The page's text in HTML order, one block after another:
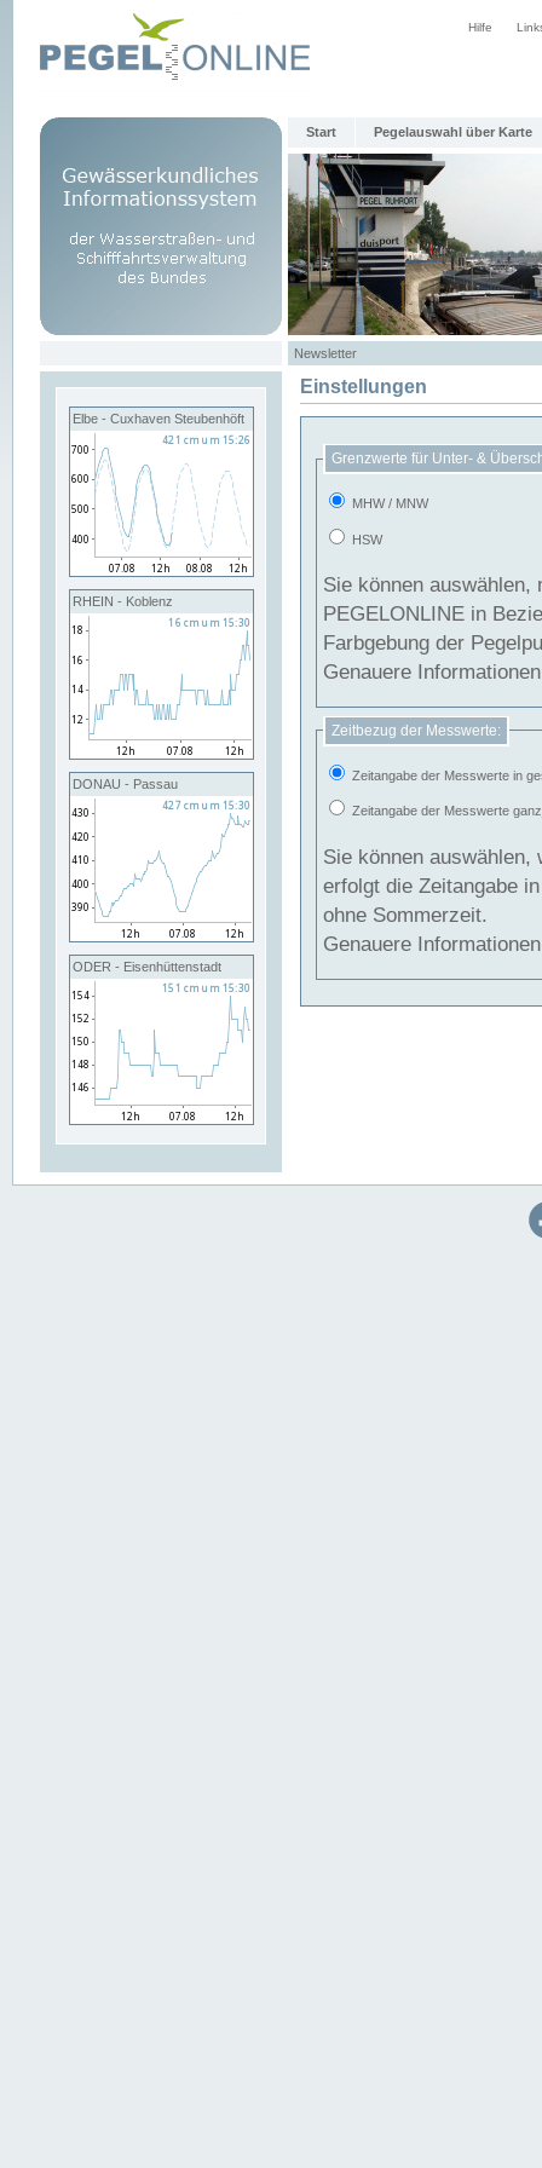
Hilfe
Start Pegelauswahl über Karte
Newsletter
Elbe - Cuxhaven Steubenhöft
RHEIN - Koblenz
DONAU - Passau
ODER - Eisenhüttenstadt
Einstellungen
Grenzwerte für Unter- &
MHW / MNW
HSW
Sie können
PEGELONLINE in Beziehung
Farbgebung der
Genauere
Zeitbezug der Messwerte:
Zeitangabe der Messwerte in
Zeitangabe der Messwerte
Sie können auswählen,
erfolgt die Zeitangabe
ohne Sommerzeit.
Genauere